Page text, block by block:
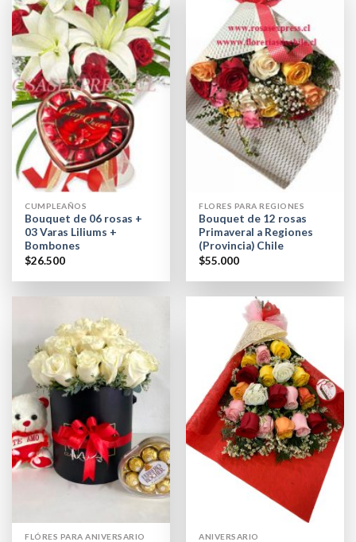
CUMPLEAÑOS
Bouquet de 06 rosas +
03 Varas Liliums +
Bombones
$26.500
FLORES PARA REGIONES
Bouquet de 12 rosas
Primaveral a Regiones
(Provincia) Chile
$55.000
FLÓRES PARA ANIVERSARIO ANIVERSARIO